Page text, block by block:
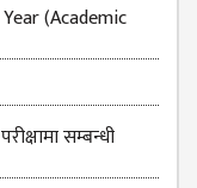
(Academic
सम्बन्धी